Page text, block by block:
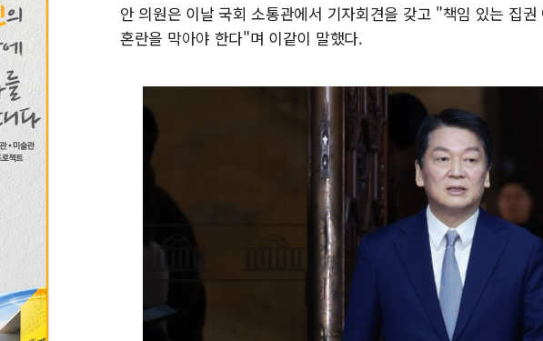
안 의원은 이날 국회 소통관에서 기자회견을 갖고 "책임 있는 집
혼란을 막아야 한다"며 이같이 말했다.